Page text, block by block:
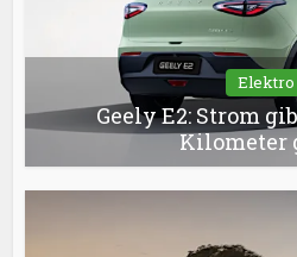
Elektro
Geely E2: Strom
Kilometer